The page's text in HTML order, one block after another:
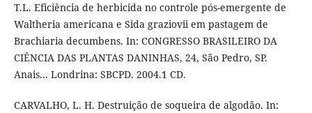
T.L. Eficiência de herbicida no controle pós-emergente de
Waltheria americana e Sida graziovii em pastagem de
Brachiaria decumbens. In: CONGRESSO BRASILEIRO DA
CIÊNCIA DAS PLANTAS DANINHAS, 24, São Pedro, SP.
Anais... Londrina: SBCPD. 2004.1 CD.
CARVALHO, L. H. Destruição de soqueira de algodão. In: